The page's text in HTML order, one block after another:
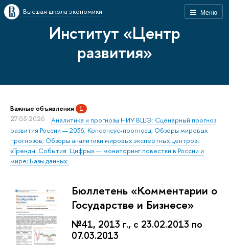
Меню
Высшая школа экономики
Институт «Центр
развития»
Важные объявления 1
27.05.2026
Аналитика и прогнозы НИУ ВШЭ: Сценарный прогноз
развития России — 2036; Консенсус-прогнозы; Обзоры мировых
прогнозов; Обзоры аналитики мировых экспертных центров;
«Тренды. События. Цифры» — мониторинг повестки в России и
мире; Базы данных.
Бюллетень «Комментарии о
Государстве и Бизнесе»
№41, 2013 г., с 23.02.2013 по
07.03.2013